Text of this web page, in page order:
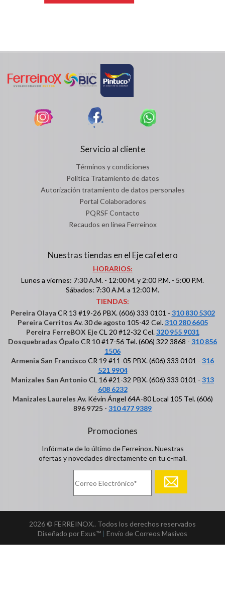
Servicio al cliente
Términos y condiciones
Política Tratamiento de datos
Autorización tratamiento de datos personales
Portal Colaboradores
PQRSF Contacto
Recaudos en línea Ferreinox
Nuestras tiendas en el Eje cafetero
HORARIOS:
Lunes a viernes: 7:30 A.M. - 12:00 M. y 2:00 P.M. - 5:00 P.M.
Sábados: 7:30 A.M. a 12:00 M.
TIENDAS:
Pereira Olaya CR 13 #19-26 PBX. (606) 333 0101 - 310 830 5302
Pereira Cerritos Av. 30 de agosto 105-42 Cel.310 280 6605
Pereira FerreBOX EjeCL 20 #12-32 Cel.320 955 9031
Dosquebradas Ópalo CR 10 #17-56 Tel. (606) 322 3868 - 310 856
1506
Armenia San Francisco CR 19 #11-05 PBX. (606) 333 0101 - 316
521 9904
Manizales San Antonio CL 16 #21-32 PBX. (606) 333 0101 - 313
608 6232
Manizales Laureles Av. Kévin Ángel 64A-80 Local 105 Tel. (606)
896 9725 - 310 477 9389
Promociones
Infórmate de lo último de Ferreinox. Nuestras
ofertas y novedades directamente en tu e-mail.
2026 © FERREINOX.. Todos los derechos reservados
Diseñado por Exus™ | Envío de Correos Masivos